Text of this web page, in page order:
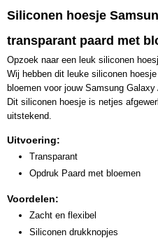
Siliconen hoesje
transparant paard met
Opzoek naar een leuk siliconen
Wij hebben dit leuke siliconen
bloemen voor jouw Samsung Galaxy
Dit siliconen hoesje is netjes
uitstekend.
Uitvoering:
Transparant
Opdruk Paard met bloemen
Voordelen:
Zacht en flexibel
Siliconen drukknopjes